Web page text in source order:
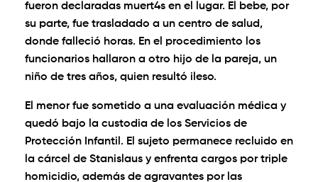
fueron declaradas muert4s en el lugar. El bebe, por
su parte, fue trasladado a un centro de salud,
donde falleció horas. En el procedimiento los
funcionarios hallaron a otro hijo de la pareja, un
niño de tres años, quien resultó ileso.
El menor fue sometido a una evaluación médica y
quedó bajo la custodia de los Servicios de
Protección Infantil. El sujeto permanece recluido en
la cárcel de Stanislaus y enfrenta cargos por triple
homicidio, además de agravantes por las